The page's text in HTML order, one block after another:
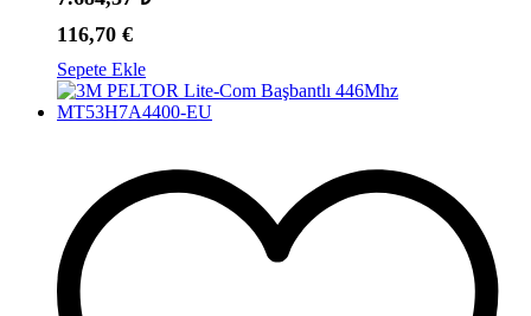
116,70 €
Sepete Ekle